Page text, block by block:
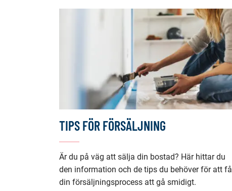
TIPS FÖR FÖRSÄLJNING
Är du på väg att sälja din bostad? Här hittar du
den information och de tips du behöver för att få
din försäljningsprocess att gå smidigt.